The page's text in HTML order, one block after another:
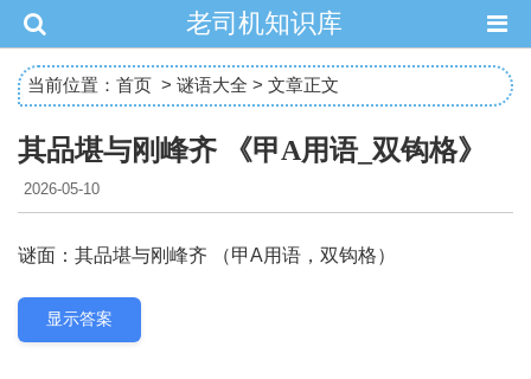
老司机知识库
当前位置： 首页 > 谜语大全 > 文章正文
其品堪与刚峰齐 《甲A用语_双钩格》
2026-05-10
谜面：其品堪与刚峰齐 （甲A用语，双钩格）
显示答案